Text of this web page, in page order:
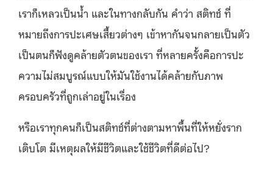
เราก็เหลวเป็นน้ำ และในทางกลับกัน คำว่า สติทช์ ที่
หมายถึงการปะเศษเสี้ยวต่างๆ เข้าหากันจนกลายเป็นตัว
เป็นตนก็ฟังดูคล้ายตัวตนของเรา ที่หลายครั้งคือการปะ
ความไม่สมบูรณ์แบบให้มันใช้งานได้คล้ายกับภาพ
ครอบครัวที่ถูกเล่าอยู่ในเรื่อง
หรือเราทุกคนก็เป็นสติทช์ที่ต่างตามหาพื้นที่ให้หยั่งราก
เติบโต มีเหตุผลให้มีชีวิตและใช้ชีวิตที่ดีต่อไป?